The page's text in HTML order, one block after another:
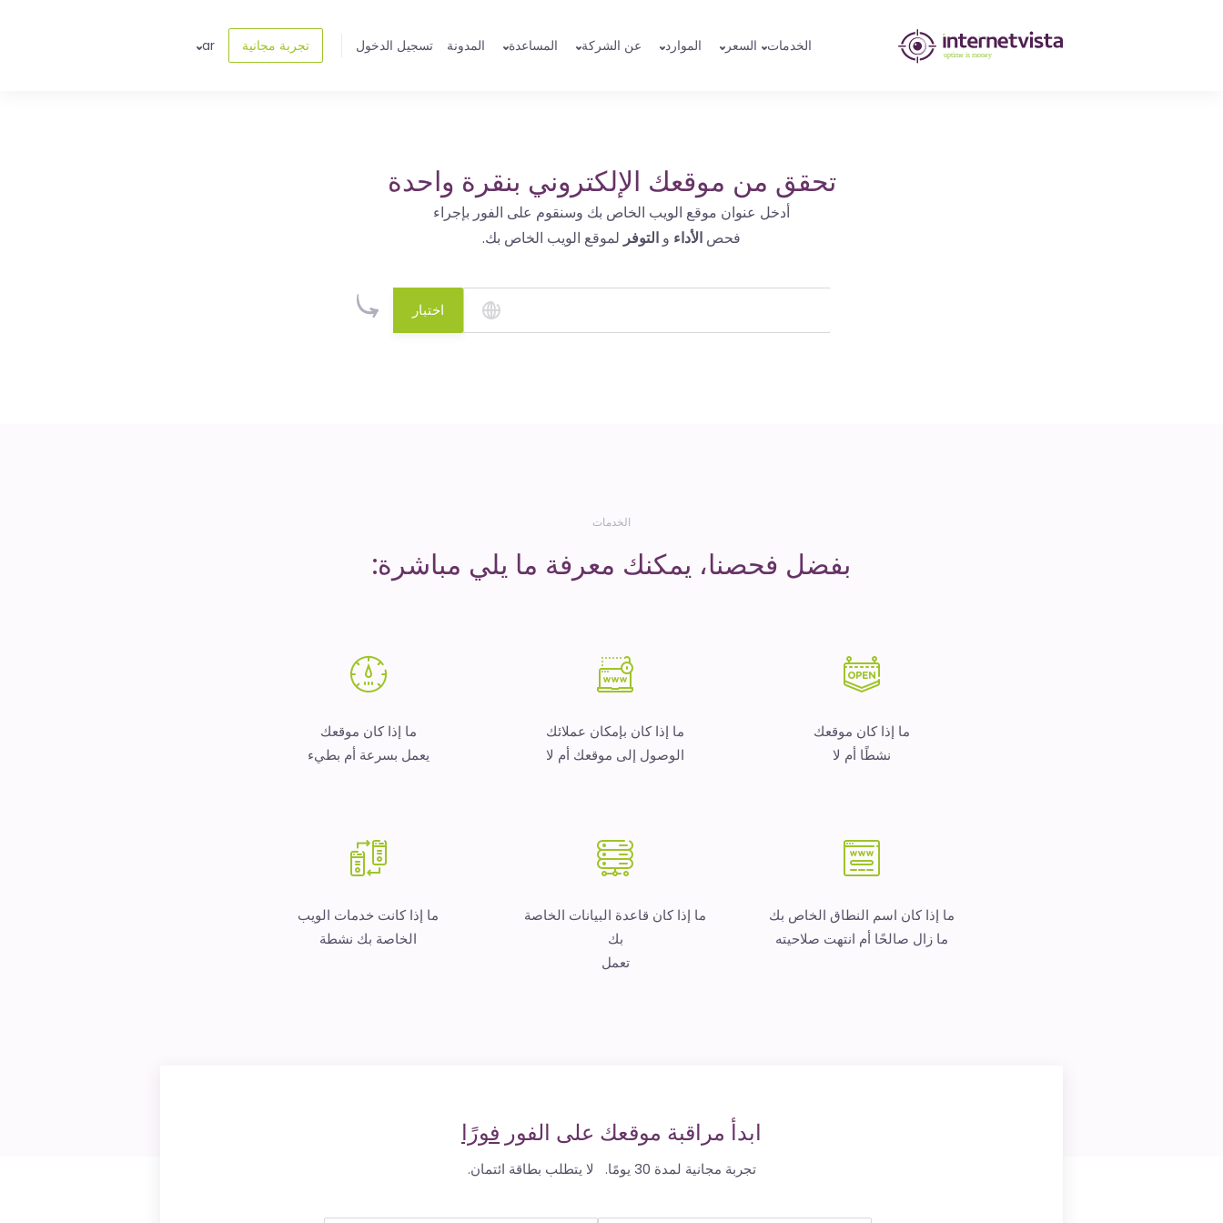
مراقبة
الخدمات السعر الموارد عن الشركة المساعدة المدونة تسجيل الدخول تجربة مجانية ar
تحقق من موقعك الإلكتروني بنقرة واحدة
أدخل عنوان موقع الويب الخاص بك وسنقوم على الفور بإجراء
فحص الأداء و التوفر لموقع الويب الخاص بك.
اختبار
الخدمات
بفضل فحصنا، يمكنك معرفة ما يلي مباشرة:
ما إذا كان موقعك
نشطًا أم لا
ما إذا كان بإمكان عملائك
الوصول إلى موقعك أم لا
ما إذا كان موقعك
يعمل بسرعة أم بطيء
ما إذا كان اسم النطاق الخاص بك
ما زال صالحًا أم انتهت صلاحيته
ما إذا كان قاعدة البيانات الخاصة
بك
تعمل
ما إذا كانت خدمات الويب
الخاصة بك نشطة
ابدأ مراقبة موقعك على الفور فورًا
تجربة مجانية لمدة 30 يومًا. لا يتطلب بطاقة ائتمان.